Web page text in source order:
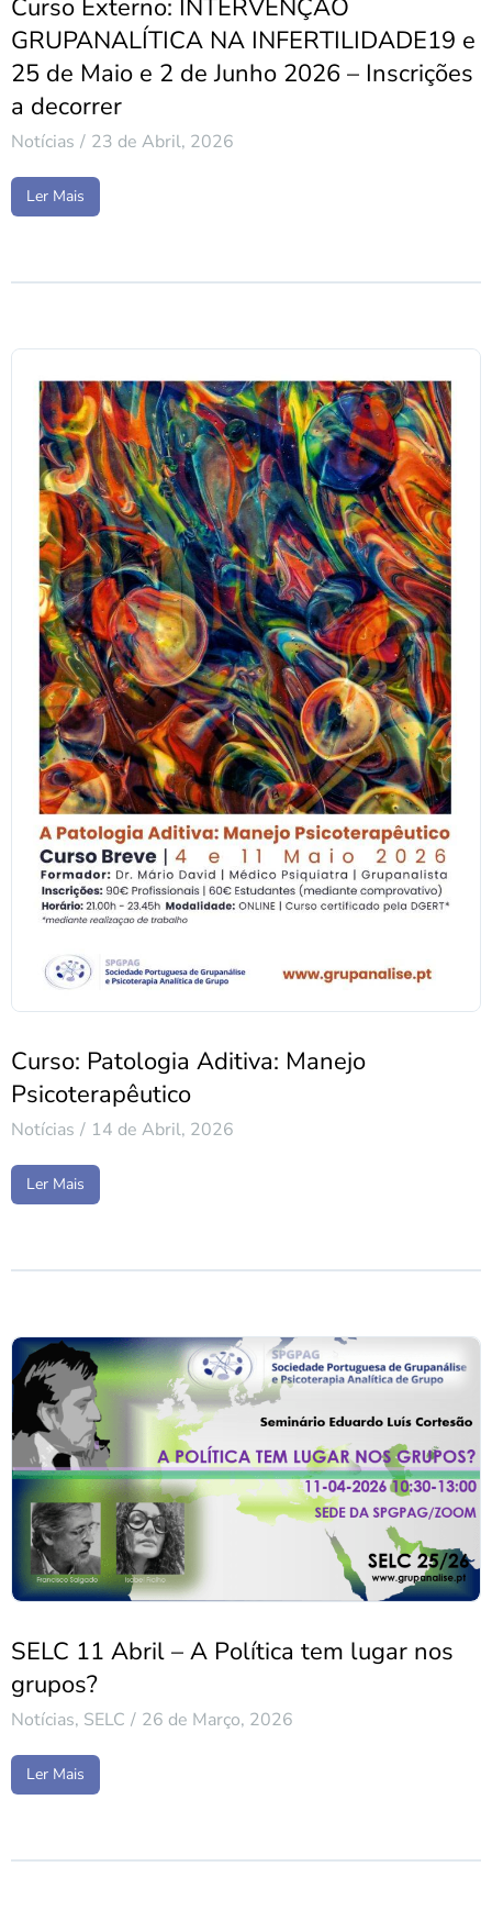
Curso Externo: INTERVENÇÃO
GRUPANALÍTICA NA INFERTILIDADE19 e
25 de Maio e 2 de Junho 2026 – Inscrições
a decorrer
Notícias 23 de Abril, 2026
Ler Mais
Curso: Patologia Aditiva: Manejo
Psicoterapêutico
Notícias 14 de Abril, 2026
Ler Mais
SELC 11 Abril – A Política tem lugar nos
grupos?
Notícias, SELC 26 de Março, 2026
Ler Mais